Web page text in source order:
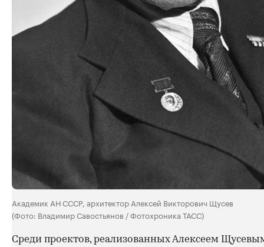
Академик АН СССР, архитектор Алексей Викторович Щусев
(Фото: Владимир Савостьянов / Фотохроника ТАСС)
Среди проектов, реализованных Алексеем